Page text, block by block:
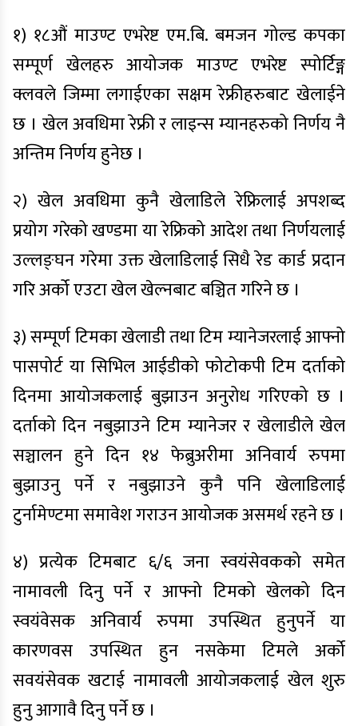
१) १८औं माउण्ट एभरेष्ट एम.बि. बमजन गोल्ड कपका
सम्पूर्ण खेलहरु आयोजक माउण्ट एभरेष्ट स्पोर्टिङ्ग
क्लवले जिम्मा लगाईएका सक्षम रेफ्रीहरुबाट खेलाईने
छ । खेल अवधिमा रेफ्री र लाइन्स म्यानहरुको निर्णय नै
अन्तिम निर्णय हुनेछ ।
२) खेल अवधिमा कुनै खेलाडिले रेफ्रिलाई अपशब्द
प्रयोग गरेको खण्डमा या रेफ्रिको आदेश तथा निर्णयलाई
उल्लङ्घन गरेमा उक्त खेलाडिलाई सिधै रेड कार्ड प्रदान
गरि अर्को एउटा खेल खेल्नबाट बञ्चित गरिने छ ।
३) सम्पूर्ण टिमका खेलाडी तथा टिम म्यानेजरलाई आफ्नो
पासपोर्ट या सिभिल आईडीको फोटोकपी टिम दर्ताको
दिनमा आयोजकलाई बुझाउन अनुरोध गरिएको छ ।
दर्ताको दिन नबुझाउने टिम म्यानेजर र खेलाडीले खेल
सञ्चालन हुने दिन १४ फेब्रुअरीमा अनिवार्य रुपमा
बुझाउनु पर्ने र नबुझाउने कुनै पनि खेलाडिलाई
टुर्नामेण्टमा समावेश गराउन आयोजक असमर्थ रहने छ ।
४) प्रत्येक टिमबाट ६/६ जना स्वयंसेवकको समेत
नामावली दिनु पर्ने र आफ्नो टिमको खेलको दिन
स्वयंवेसक अनिवार्य रुपमा उपस्थित हुनुपर्ने या
कारणवस उपस्थित हुन नसकेमा टिमले अर्को
सवयंसेवक खटाई नामावली आयोजकलाई खेल शुरु
हुनु आगावै दिनु पर्ने छ ।